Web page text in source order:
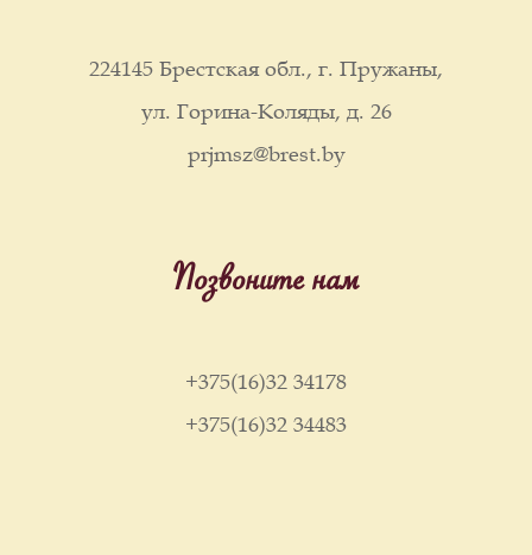
224145 Брестская обл., г. Пружаны,
ул. Горина-Коляды, д. 26
prjmsz@brest.by
Позвоните нам
+375(16)32 34178
+375(16)32 34483